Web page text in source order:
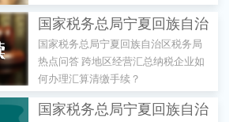
得税年度汇算清缴有关事项
的公告》的解读
告》的解读
国家税务总局宁夏回族自治
区税务局 热点问答 跨地区
经营汇总纳税企业如何办理
汇算清缴手续？
国家税务总局宁夏回族自治区税务局
热点问答 跨地区经营汇总纳税企业如
何办理汇算清缴手续？
国家税务总局宁夏回族自治